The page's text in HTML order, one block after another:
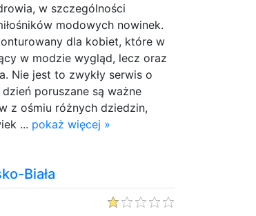
w szczególności
modowych nowinek.
dla kobiet, które w
w modzie wygląd, lecz oraz
Nie jest to zwykły serwis o
poruszane są ważne
z ośmiu różnych dziedzin,
... pokaż więcej »
Biała